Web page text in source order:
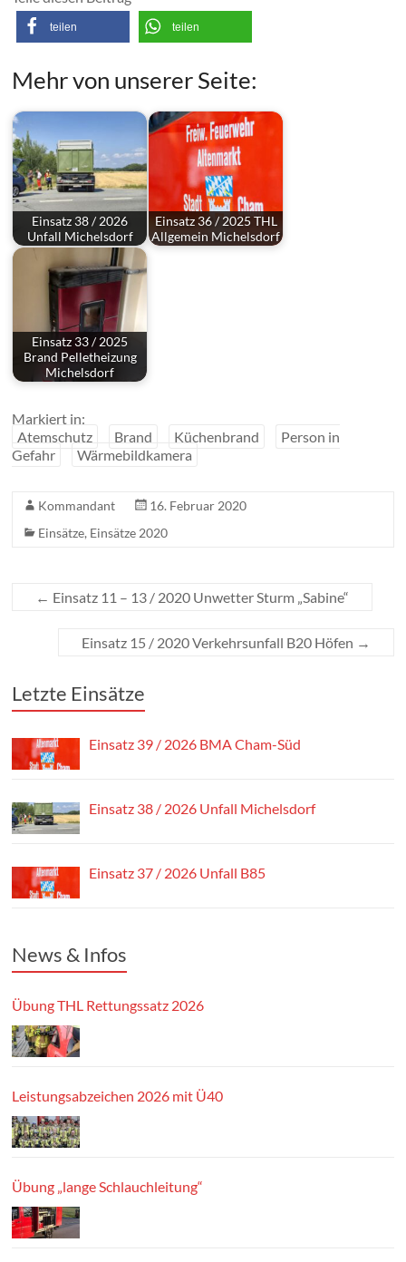
teilen teilen
Mehr von unserer Seite:
Einsatz 38 / 2026
Unfall Michelsdorf
Einsatz 36 / 2025 THL
Allgemein Michelsdorf
Einsatz 33 / 2025
Brand Pelletheizung
Michelsdorf
Markiert in:
Atemschutz
Brand Küchenbrand
Person in
Gefahr
Wärmebildkamera
Kommandant
16. Februar 2020
Einsätze, Einsätze 2020
← Einsatz 11 – 13 / 2020 Unwetter Sturm „Sabine“
Einsatz 15 / 2020 Verkehrsunfall B20 Höfen →
Letzte Einsätze
Einsatz 39 / 2026 BMA Cham-Süd
Einsatz 38 / 2026 Unfall Michelsdorf
Einsatz 37 / 2026 Unfall B85
News & Infos
Übung THL Rettungssatz 2026
Leistungsabzeichen 2026 mit Ü40
Übung „lange Schlauchleitung“